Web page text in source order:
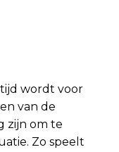
wordt voor
van de
zijn om te
Zo speelt